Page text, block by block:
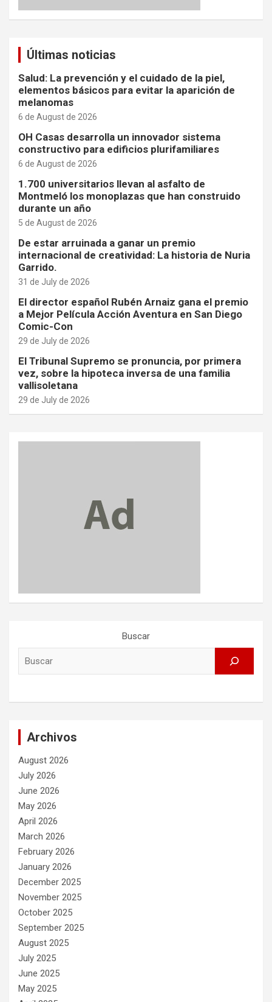
Últimas noticias
Salud: La prevención y el cuidado de la piel,
elementos básicos para evitar la aparición de
melanomas
6 de August de 2026
OH Casas desarrolla un innovador sistema
constructivo para edificios plurifamiliares
6 de August de 2026
1.700 universitarios llevan al asfalto de
Montmeló los monoplazas que han construido
durante un año
5 de August de 2026
De estar arruinada a ganar un premio
internacional de creatividad: La historia de Nuria
Garrido.
31 de July de 2026
El director español Rubén Arnaiz gana el premio
a Mejor Película Acción Aventura en San Diego
Comic-Con
29 de July de 2026
El Tribunal Supremo se pronuncia, por primera
vez, sobre la hipoteca inversa de una familia
vallisoletana
29 de July de 2026
Buscar
Archivos
August 2026
July 2026
June 2026
May 2026
April 2026
March 2026
February 2026
January 2026
December 2025
November 2025
October 2025
September 2025
August 2025
July 2025
June 2025
May 2025